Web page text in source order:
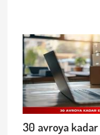
30 avroya